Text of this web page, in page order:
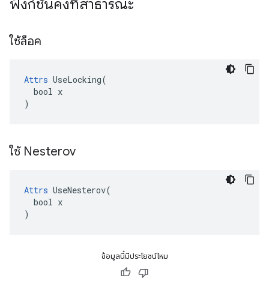
ฟังก์ชันคงที่สาธารณะ
ใช้ล็อค
Attrs UseLocking(
  bool x
)
ใช้ Nesterov
Attrs UseNesterov(
  bool x
)
ข้อมูลนี้มีประโยชน์ไหม